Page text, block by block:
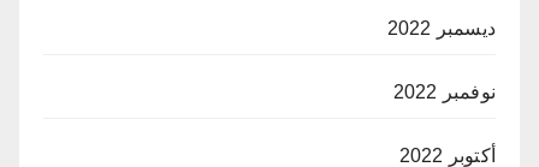
ديسمبر 2022
نوفمبر 2022
أكتوبر 2022